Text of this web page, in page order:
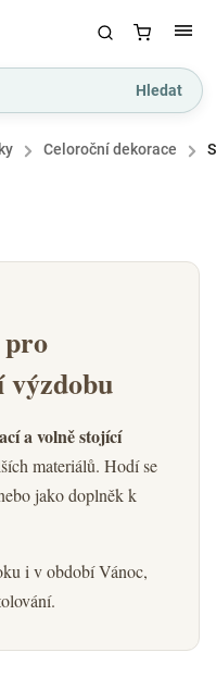
Hledat
/ Celoroční dekorace /
výzdobu
a volně stojící
materiálů. Hodí se
jako doplněk k
i v období Vánoc,